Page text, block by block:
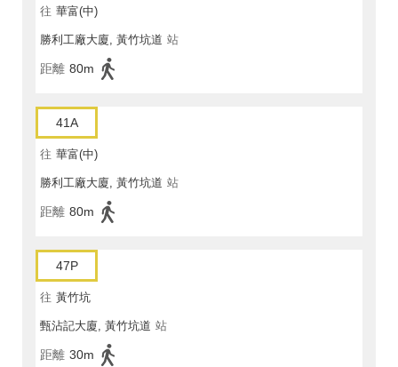
往 華富(中)
勝利工廠大廈, 黃竹坑道 站
距離 80m
41A
往 華富(中)
勝利工廠大廈, 黃竹坑道 站
距離 80m
47P
往 黃竹坑
甄沾記大廈, 黃竹坑道 站
距離 30m